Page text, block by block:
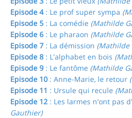
Episode 4: Le prof super sympa
Episode 5 : La comédie (Mathilde
Episode 6 : Le pharaon (Mathilde
Episode 7 : La démission (Mathilde
Episode 8 : L'alphabet en bois
Episode 9 : Le fantôme (Mathilde
Episode 10 : Anne-Marie, le retour
Episode 11 : Ursule qui recule
Episode 12 : Les larmes n'ont pas
Gauthier)